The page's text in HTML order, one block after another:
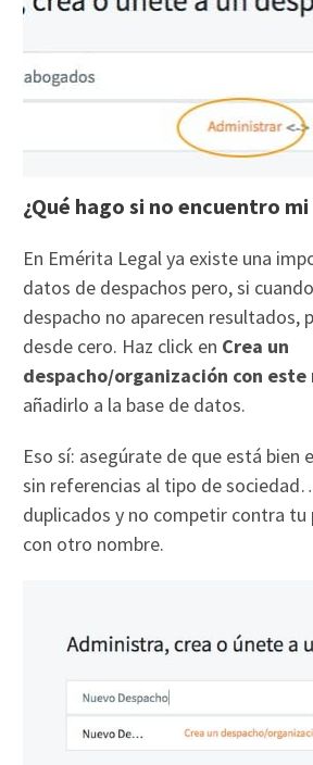
¿Qué hago si no encuentro
En Emérita Legal ya existe una
datos de despachos pero, si
despacho no aparecen resultados,
desde cero. Haz click en Crea un
despacho/organización con este
añadirlo a la base de datos.
Eso sí: asegúrate de que está bien
sin referencias al tipo de
duplicados y no competir contra tu
con otro nombre.